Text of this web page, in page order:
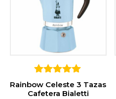
5
sobre 5
Rainbow Celeste 3 Tazas
Cafetera Bialetti